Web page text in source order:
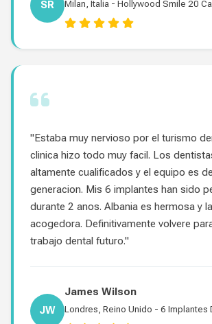
SR Milan, Italia - Hollywood Smile 20
"Estaba muy nervioso por el turismo
clinica hizo todo muy facil. Los
altamente cualificados y el equipo es
generacion. Mis 6 implantes han sido
durante 2 anos. Albania es hermosa y
acogedora. Definitivamente volvere
trabajo dental futuro."
JW
James Wilson
Londres, Reino Unido - 6 Implantes